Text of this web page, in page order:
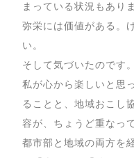
まっている状況もあり
弥栄には価値がある。
い。
そして気づいたのです。
私が心から楽しいと思
ることと、地域おこし
容が、ちょうど重なっ
都市部と地域の両方を